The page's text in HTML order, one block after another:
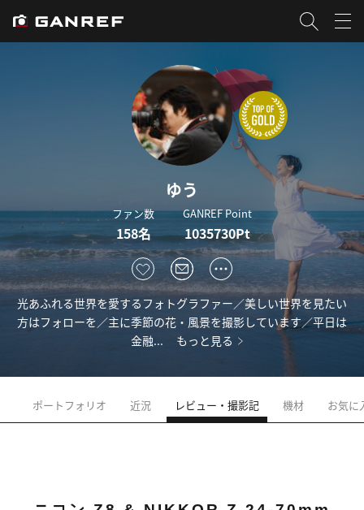
ゆう
ファン数
158名
GANREF Point
1035730Pt
光あふれる世界を愛するフォトグラファー／美しい世界を見たい
方はフォローを／主に季節の花・風景を撮影しています／平日は
金融...
もっと見る
ポートフォリオ 近況 レビュー・撮影記 機材 お気に